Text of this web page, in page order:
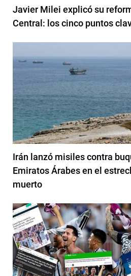
Javier Milei explicó su
Central: los cinco puntos
Irán lanzó misiles contra
Emiratos Árabes en el
muerto